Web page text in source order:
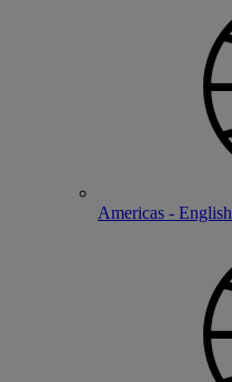
Americas - English